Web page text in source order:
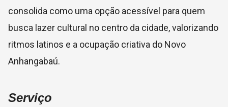
consolida como uma opção acessível para quem
busca lazer cultural no centro da cidade, valorizando
ritmos latinos e a ocupação criativa do Novo
Anhangabaú.
Serviço